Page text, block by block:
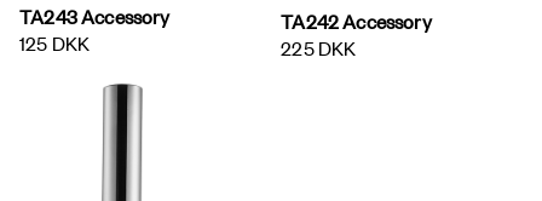
TA243 Accessory
125 DKK
TA242 Accessory
225 DKK